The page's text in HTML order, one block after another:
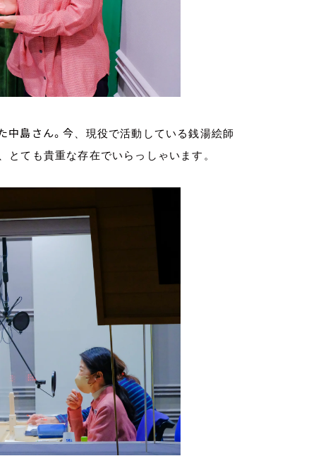
中島さん。今
、現役で活動している銭湯絵師
ても貴重な存在でいらっしゃいます。